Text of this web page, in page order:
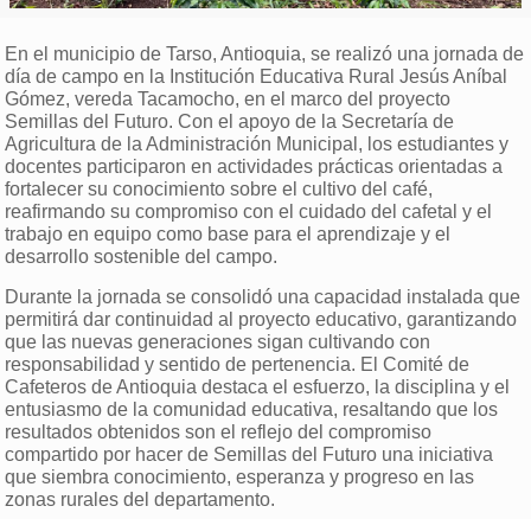
En el municipio de Tarso, Antioquia, se realizó una jornada de
día de campo en la Institución Educativa Rural Jesús Aníbal
Gómez, vereda Tacamocho, en el marco del proyecto
Semillas del Futuro. Con el apoyo de la Secretaría de
Agricultura de la Administración Municipal, los estudiantes y
docentes participaron en actividades prácticas orientadas a
fortalecer su conocimiento sobre el cultivo del café,
reafirmando su compromiso con el cuidado del cafetal y el
trabajo en equipo como base para el aprendizaje y el
desarrollo sostenible del campo.
Durante la jornada se consolidó una capacidad instalada que
permitirá dar continuidad al proyecto educativo, garantizando
que las nuevas generaciones sigan cultivando con
responsabilidad y sentido de pertenencia. El Comité de
Cafeteros de Antioquia destaca el esfuerzo, la disciplina y el
entusiasmo de la comunidad educativa, resaltando que los
resultados obtenidos son el reflejo del compromiso
compartido por hacer de Semillas del Futuro una iniciativa
que siembra conocimiento, esperanza y progreso en las
zonas rurales del departamento.